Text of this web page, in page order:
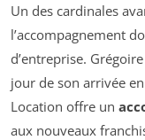
Un des cardinales
l’accompagnement
d’entreprise.
jour de son arrivée
Location offre un
aux nouveaux